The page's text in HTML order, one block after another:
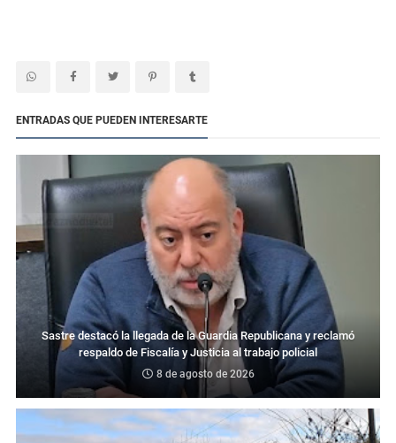
ENTRADAS QUE PUEDEN INTERESARTE
Sastre destacó la llegada de la Guardia Republicana y reclamó
respaldo de Fiscalía y Justicia al trabajo policial
8 de agosto de 2026